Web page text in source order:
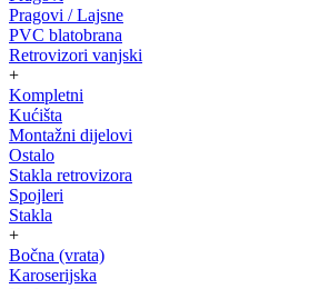
Pragovi / Lajsne
PVC blatobrana
Retrovizori vanjski
+
Kompletni
Kućišta
Montažni dijelovi
Ostalo
Stakla retrovizora
Spojleri
Stakla
+
Bočna (vrata)
Karoserijska